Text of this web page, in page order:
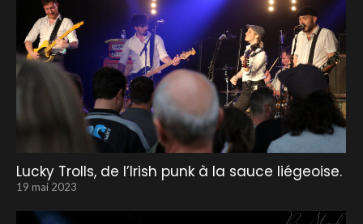
Lucky Trolls, de l’Irish punk à la sauce liégeoise.
19 mai 2023